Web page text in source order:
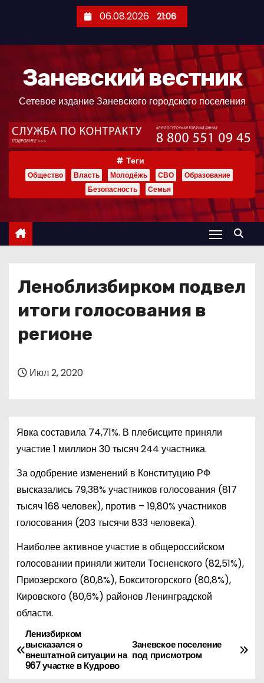
ж
06.08.2026 21:06
Заневский вестник
Сетевое издание Заневского городского поселения
Теги
Общество Власть Молодёжь СВО
Образование
Безопасность
Семья
Леноблизбирком подвел
итоги голосования в
регионе
Июл 2, 2020
Явка составила 74,71%. В плебисците приняли
участие 1 миллион 30 тысяч 244 участника.
За одобрение изменений в Конституцию РФ
высказались 79,38% участников голосования (817
тысяч 168 человек), против – 19,80% участников
голосования (203 тысячи 833 человека).
Наиболее активное участие в общероссийском
голосовании приняли жители Тосненского (82,51%),
Приозерского (80,8%), Бокситогорского (80,8%),
Кировского (80,6%) районов Ленинградской
области.
Н
а
Заневское поселение
под присмотром
Ленизбирком
высказался о
внештатной ситуации на
967 участке в Кудрово